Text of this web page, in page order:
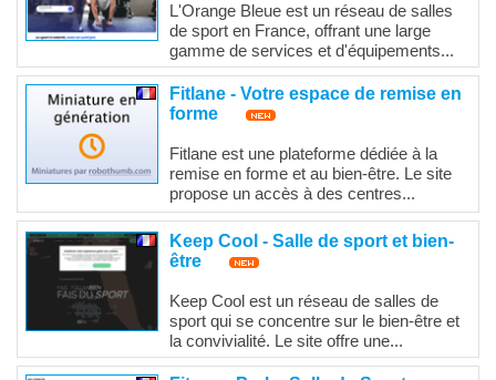
L'Orange Bleue est un réseau de salles
de sport en France, offrant une large
gamme de services et d'équipements...
Fitlane - Votre espace de remise en
forme
Fitlane est une plateforme dédiée à la
remise en forme et au bien-être. Le site
propose un accès à des centres...
Keep Cool - Salle de sport et bien-
être
Keep Cool est un réseau de salles de
sport qui se concentre sur le bien-être et
la convivialité. Le site offre une...